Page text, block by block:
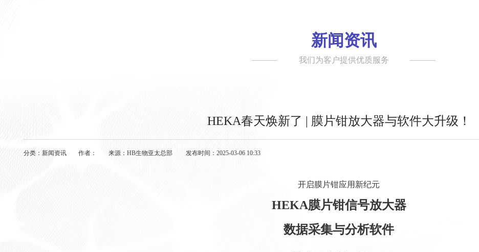
新闻资讯
我们为客户提供优质服务
HEKA春天焕新了 | 膜片钳放大器与软件大升级！
分类： 新闻资讯 作者： 来源： HB生物亚太总部 发布时间： 2025-03-06 10:33
开启膜片钳应用新纪元
HEKA膜片钳信号放大器
数据采集与分析软件